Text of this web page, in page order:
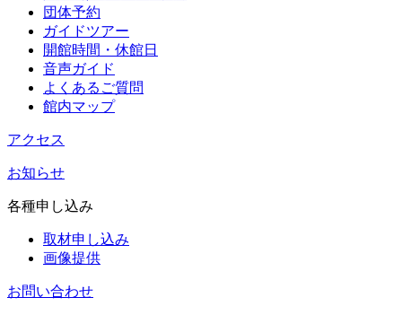
団体予約
ガイドツアー
開館時間・休館日
音声ガイド
よくあるご質問
館内マップ
アクセス
お知らせ
各種申し込み
取材申し込み
画像提供
お問い合わせ